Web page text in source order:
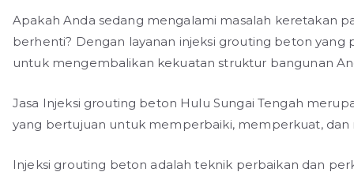
Apakah Anda sedang mengalami masalah keretakan
berhenti? Dengan layanan injeksi grouting beton yang
untuk mengembalikan kekuatan struktur bangunan
Jasa Injeksi grouting beton Hulu Sungai Tengah
yang bertujuan untuk memperbaiki, memperkuat,
Injeksi grouting beton adalah teknik perbaikan dan